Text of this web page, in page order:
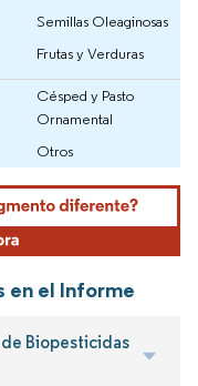
Semillas Oleaginosas
Frutas y Verduras
Césped y Pasto
Ornamental
Otros
en el Informe
Biopesticidas